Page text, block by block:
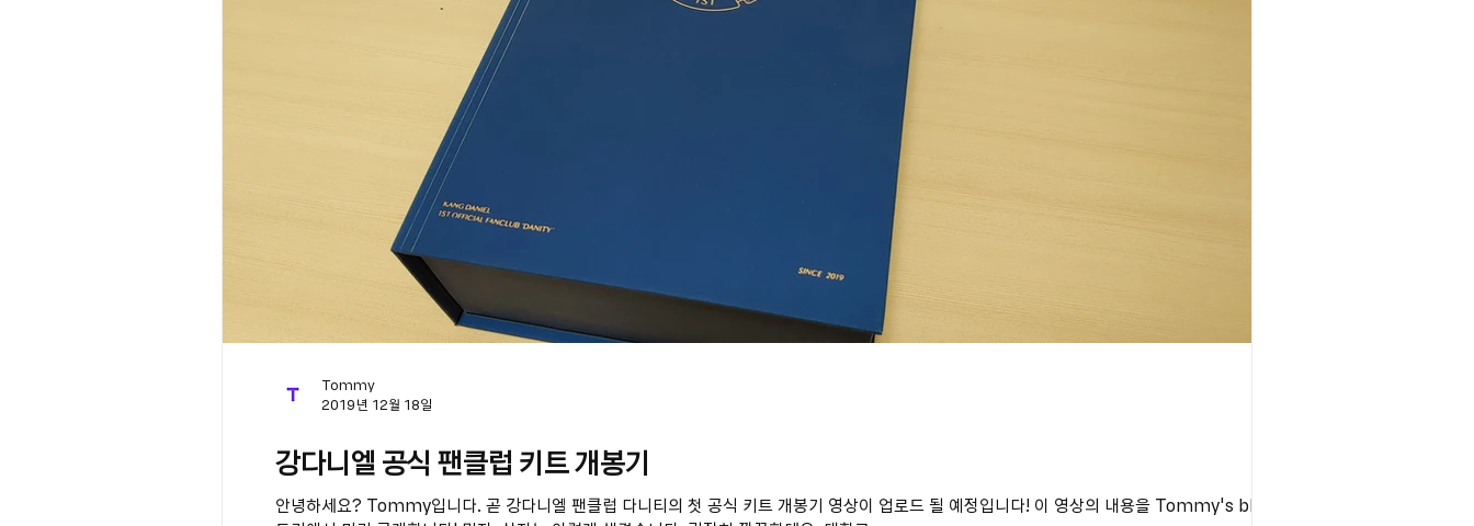
강다니엘 공식 팬클럽 키트 개봉기
안녕하세요? Tommy입니다. 곧 강다니엘 팬클럽 다니티의 첫 공식 키트 개봉기 영상이 업로드 될 예정입니다! 이 영상의 내용을 Tommy's blog 스
Tommy
2019년 12월 18일